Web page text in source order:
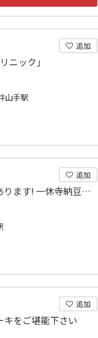
追加
ニック｣
山手駅
追加
二八蕎麦はもちろん、カレーやラーメン丼もあります! 一休寺納豆を使ったいなりも大好評です!
追加
キをご堪能下さい